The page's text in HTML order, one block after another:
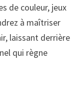
de couleur, jeux
à maîtriser
laissant derrière
qui règne